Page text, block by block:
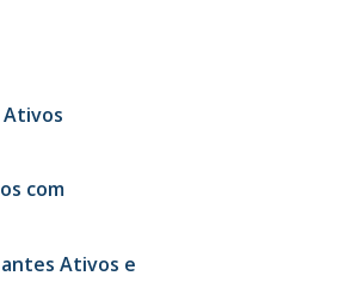
com
Ativos e